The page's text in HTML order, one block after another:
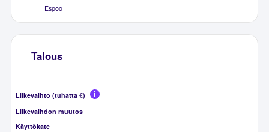
Espoo
Talous
Liikevaihto (tuhatta €)
Liikevaihdon muutos
Käyttökate